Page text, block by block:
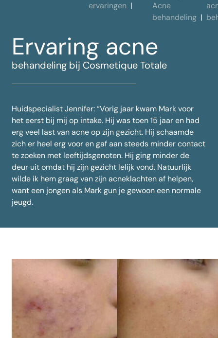
ervaringen
Acne
behandeling
Ervaring acne
behandeling bij Cosmetique Totale
Huidspecialist Jennifer: “Vorig jaar kwam Mark voor
het eerst bij mij op intake. Hij was toen 15 jaar en had
erg veel last van acne op zijn gezicht. Hij schaamde
zich er heel erg voor en gaf aan steeds minder contact
te zoeken met leeftijdsgenoten. Hij ging minder de
deur uit omdat hij zijn gezicht lelijk vond. Natuurlijk
wilde ik hem graag van zijnacneklachtenaf helpen,
want een jongen als Mark gun je gewoon een normale
jeugd.